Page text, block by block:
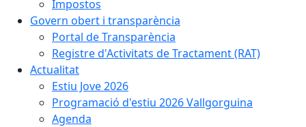
Impostos
Govern obert i transparència
Portal de Transparència
Registre d'Activitats de Tractament (RAT)
Actualitat
Estiu Jove 2026
Programació d'estiu 2026 Vallgorguina
Agenda